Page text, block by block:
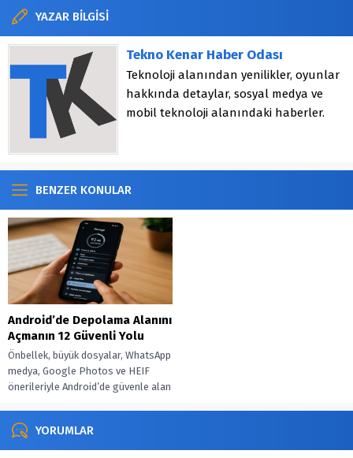
YAZAR BİLGİSİ
Tekno Kenar Haber Odası
Teknoloji alanından yenilikler, oyunlar
hakkında detaylar, sosyal medya ve
mobil teknoloji alanındaki haberler.
BENZER KONULAR
Android’de Depolama Alanını
Açmanın 12 Güvenli Yolu
Önbellek, büyük dosyalar, WhatsApp
medya, Google Photos ve HEIF
önerileriyle Android’de güvenle alan
YORUMLAR